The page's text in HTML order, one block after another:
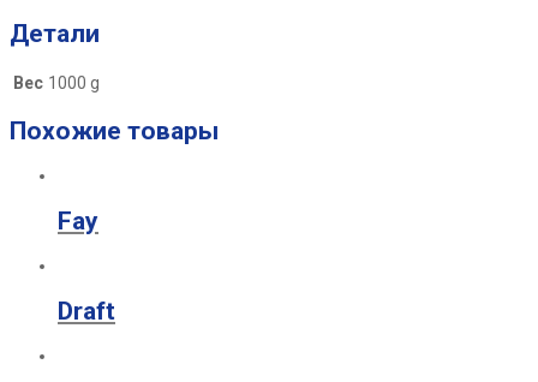
Детали
Вес 1000 g
Похожие товары
Fay
Draft